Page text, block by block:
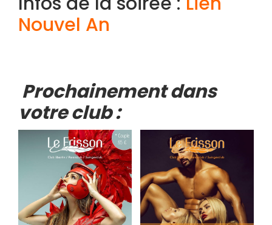
Nouvel An
Prochainement dans
votre club :